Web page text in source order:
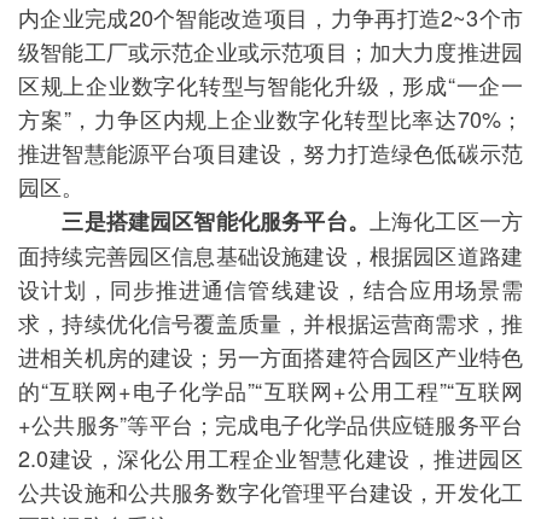
内企业完成20个智能改造项目，力争再打造2~3个市
级智能工厂或示范企业或示范项目；加大力度推进园
区规上企业数字化转型与智能化升级，形成“一企一
方案”，力争区内规上企业数字化转型比率达70%；
推进智慧能源平台项目建设，努力打造绿色低碳示范
园区。
三是搭建园区智能化服务平台。
上海化工区一方
面持续完善园区信息基础设施建设，根据园区道路建
设计划，同步推进通信管线建设，结合应用场景需
求，持续优化信号覆盖质量，并根据运营商需求，推
进相关机房的建设；另一方面搭建符合园区产业特色
的“互联网+电子化学品”“互联网+公用工程”“互联网
+公共服务”等平台；完成电子化学品供应链服务平台
2.0建设，深化公用工程企业智慧化建设，推进园区
公共设施和公共服务数字化管理平台建设，开发化工